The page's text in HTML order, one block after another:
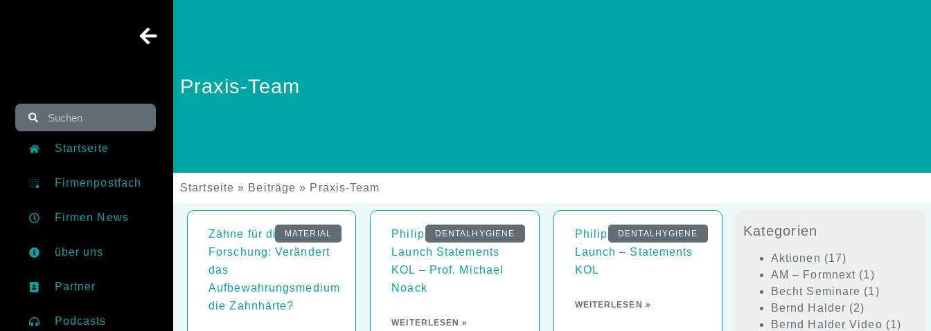
Startseite
Firmenpostfach
Firmen News
über uns
Partner
Podcasts
Praxis-Team
Startseite » Beiträge » Praxis-Team
MATERIAL
Zähne für die
Forschung: Verändert
das
Aufbewahrungsmedium
die Zahnhärte?
DENTALHYGIENE
Philips 9000er
Launch Statements
KOL – Prof. Michael
Noack
WEITERLESEN »
DENTALHYGIENE
Philips – 9000er
Launch – Statements
KOL
WEITERLESEN »
Kategorien
Aktionen (17)
AM – Formnext (1)
Becht Seminare (1)
Bernd Halder (2)
Bernd Halder Video (1)